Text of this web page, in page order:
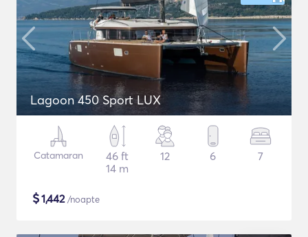
Lagoon 450 Sport LUX
Catamaran
46 ft
14 m
12 6 7
$1,442/noapte